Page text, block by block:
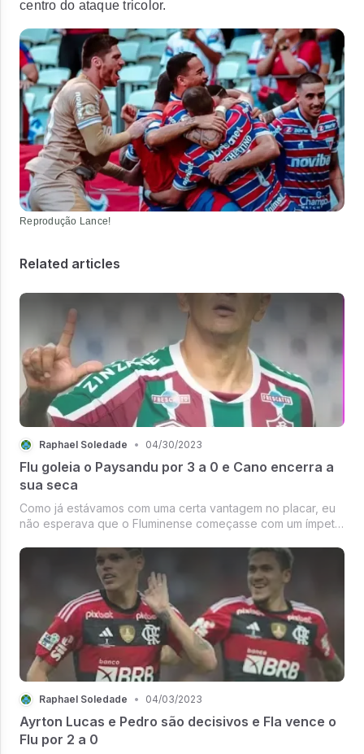
centro do ataque tricolor.
Reprodução Lance!
Related articles
Raphael Soledade • 04/30/2023
Flu goleia o Paysandu por 3 a 0 e Cano encerra a
sua seca
Como já estávamos com uma certa vantagem no placar, eu
não esperava que o Fluminense começasse com um ímpeto
pressão sobre o Paysandu.
Raphael Soledade • 04/03/2023
Ayrton Lucas e Pedro são decisivos e Fla vence o
Flu por 2 a 0